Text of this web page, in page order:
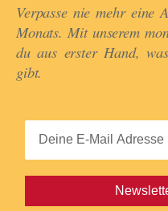
Verpasse nie mehr eine
Monats. Mit unserem
du aus erster Hand,
gibt.​